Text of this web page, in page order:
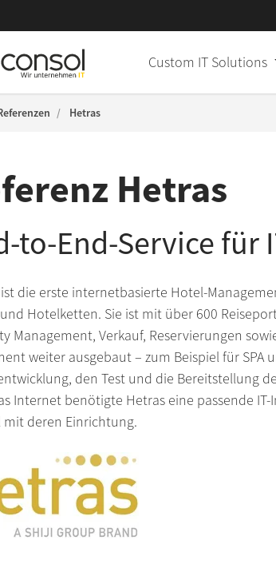
Custom IT Solutions
WWW Hetras
Hetras
to-End-Service
die erste internetbasierte Hotel-
Hotelketten. Sie ist mit über 600
Management, Verkauf, Reservierungen
weiter ausgebaut – zum Beispiel für SPA
den Test und die Bereitstellung
Internet benötigte Hetras eine passende
mit deren Einrichtung.